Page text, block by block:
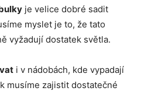
je velice dobré sadit
myslet je to, že tato
vyžadují dostatek světla.
i v nádobách, kde vypadají
musíme zajistit dostatečné